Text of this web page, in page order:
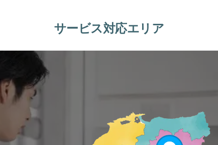
サービス対応エリア